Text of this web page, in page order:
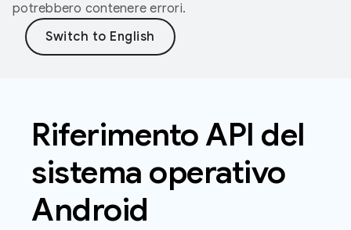
potrebbero contenere errori.
Riferimento API del
sistema operativo
Android